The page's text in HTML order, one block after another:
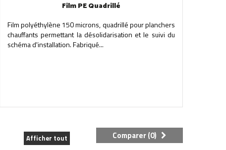
Film PE Quadrillé
Film polyéthylène 150 microns, quadrillé pour planchers
chauffants permettant la désolidarisation et le suivi du
schéma d'installation. Fabriqué...
Comparer (0)
Afficher tout